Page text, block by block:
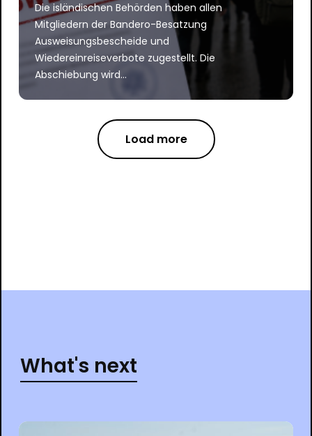
Die isländischen Behörden haben allen
Mitgliedern der Bandero-Besatzung
Ausweisungsbescheide und
Wiedereinreiseverbote zugestellt. Die
Abschiebung wird...
Load more
What's next